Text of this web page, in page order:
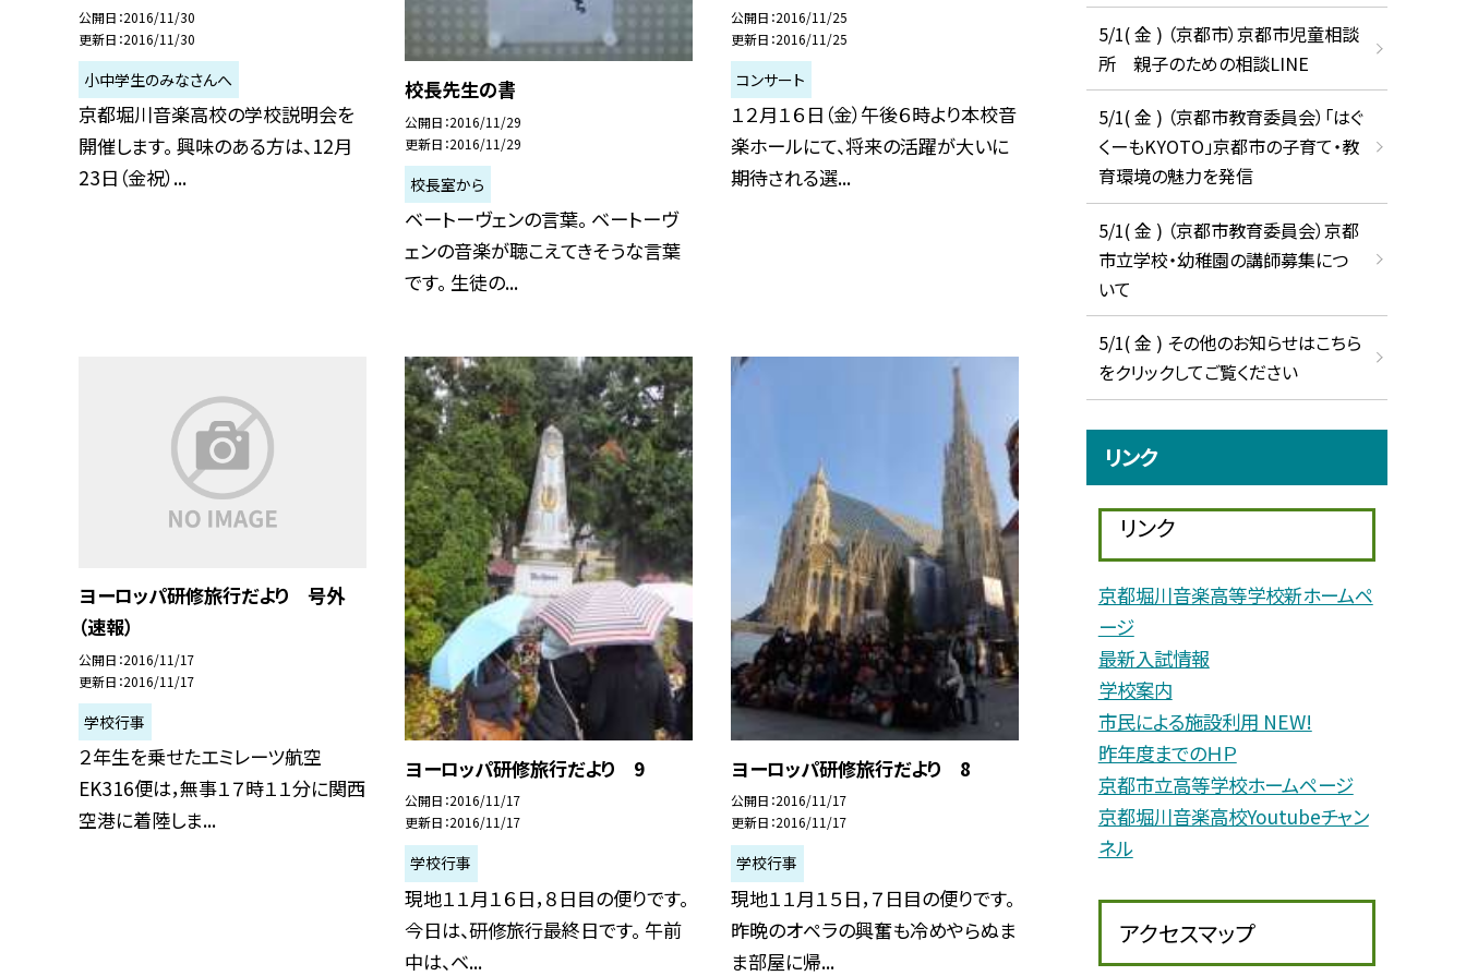
公開日 2016/11/30
更新日 2016/11/30
小中学生のみなさんへ
京都堀川音楽高校の学校説明会を
開催します。 興味のある方は、12月
23日（金祝）...
校長先生の書
公開日 2016/11/29
更新日 2016/11/29
校長室から
ベートーヴェンの言葉。 ベートーヴ
ェンの音楽が聴こえてきそうな言葉
です。 生徒の...
公開日 2016/11/25
更新日 2016/11/25
コンサート
１２月１６日（金）午後６時より本校音
楽ホールにて、将来の活躍が大いに
期待される選...
ヨーロッパ研修旅行だより 号外
（速報）
公開日 2016/11/17
更新日 2016/11/17
学校行事
２年生を乗せたエミレーツ航空
EK316便は，無事１７時１１分に関西
空港に着陸しま...
ヨーロッパ研修旅行だより 9
公開日 2016/11/17
更新日 2016/11/17
学校行事
現地１１月１６日，８日目の便りです。
今日は、研修旅行最終日です。 午前
中は、ベ...
ヨーロッパ研修旅行だより 8
公開日 2016/11/17
更新日 2016/11/17
学校行事
現地１１月１５日，７日目の便りです。
昨晩のオペラの興奮も冷めやらぬま
ま部屋に帰...
5/1( 金 ) （京都市）京都市児童相談
所 親子のための相談LINE
5/1( 金 ) （京都市教育委員会）「はぐ
くーもKYOTO」京都市の子育て・教
育環境の魅力を発信
5/1( 金 ) （京都市教育委員会）京都
市立学校・幼稚園の講師募集につ
いて
5/1( 金 ) その他のお知らせはこちら
をクリックしてご覧ください
リンク
リンク
京都堀川音楽高等学校新ホームペ
ージ
最新入試情報
学校案内
市民による施設利用 NEW!
昨年度までのＨＰ
京都市立高等学校ホームページ
京都堀川音楽高校Youtubeチャン
ネル
アクセスマップ